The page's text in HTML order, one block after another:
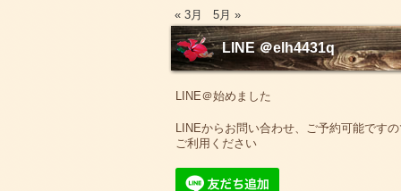
« 3月 5月 »
LINE ＠elh4431q
LINE＠始めました
LINEからお問い合わせ、ご予約可能です
ご利用ください